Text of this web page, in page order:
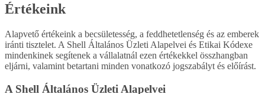
Értékeink
Alapvető értékeink a becsületesség, a feddhetetlenség és az emberek
iránti tisztelet. A Shell Általános Üzleti Alapelvei és Etikai Kódexe
mindenkinek segítenek a vállalatnál ezen értékekkel összhangban
eljárni, valamint betartani minden vonatkozó jogszabályt és előírást.
A Shell Általános Üzleti Alapelvei